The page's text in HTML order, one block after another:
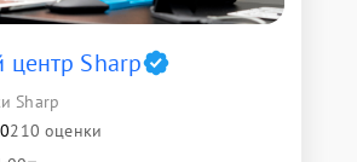
центр Sharp
Sharp
210 оценки